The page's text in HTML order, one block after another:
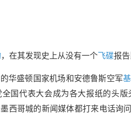
，在其发现史上从没有一个飞碟报
华盛顿国家机场和安德鲁斯空军
国代表大会成为各大报纸的头
西哥城的新闻媒体都打来电话询